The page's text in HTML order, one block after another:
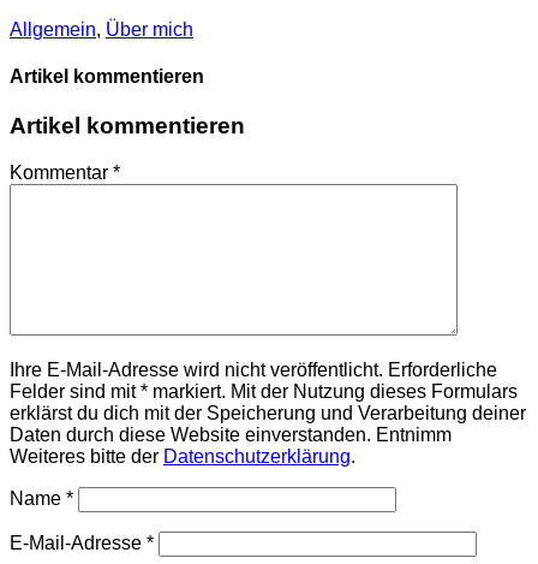
Allgemein, Über mich
Artikel kommentieren
Artikel kommentieren
Kommentar *
Ihre E-Mail-Adresse wird nicht veröffentlicht. Erforderliche
Felder sind mit * markiert. Mit der Nutzung dieses Formulars
erklärst du dich mit der Speicherung und Verarbeitung deiner
Daten durch diese Website einverstanden. Entnimm
Weiteres bitte der Datenschutzerklärung.
Name *
E-Mail-Adresse *